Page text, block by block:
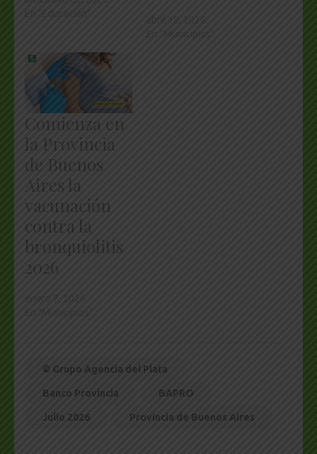
Comienza en
la Provincia
de Buenos
Aires la
vacunación
contra la
bronquiolitis
2026
© Grupo Agencia del Plata
Banco Provincia BAPRO
Julio 2026 Provincia de Buenos Aires